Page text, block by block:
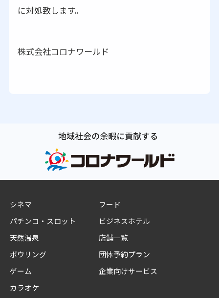
に対処致します。
株式会社コロナワールド
シネマ
パチンコ・スロット
天然温泉
ボウリング
ゲーム
カラオケ
フード
ビジネスホテル
店舗一覧
団体予約プラン
企業向けサービス